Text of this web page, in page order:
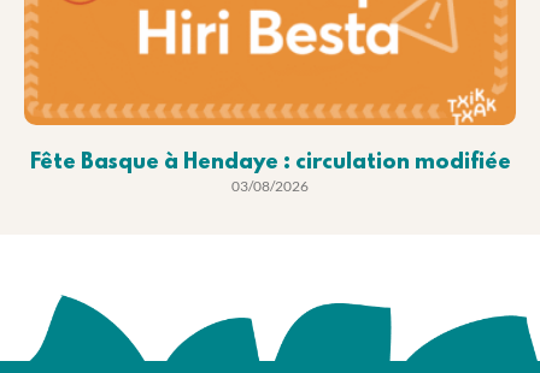
Fête Basque à Hendaye : circulation modifiée
03/08/2026